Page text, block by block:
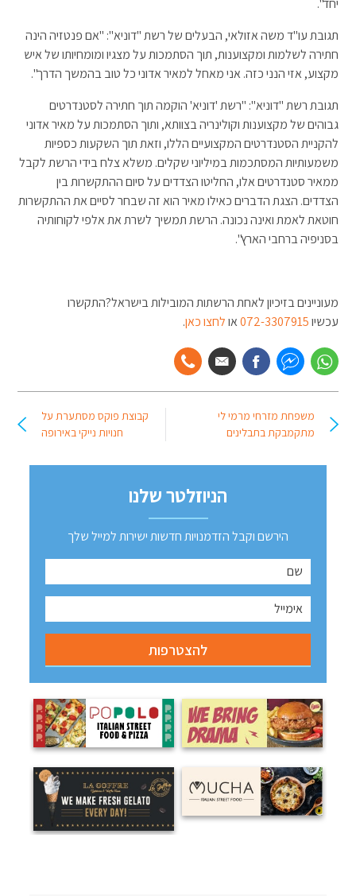
יחד".
תגובת עו"ד משה אזולאי, הבעלים של רשת "דוניא": "אם פנטזיה הינה
חתירה לשלמות ומקצוענות, תוך הסתמכות על מצגיו ומומחיותו של איש
מקצוע, אזי הנני כזה. אני מאחל למאיר אדוני כל טוב בהמשך הדרך".
תגובת רשת "דוניא": "רשת 'דוניא' הוקמה תוך חתירה לסטנדרטים
גבוהים של מקצוענות וקולינריה בצוותא, ותוך הסתמכות על מאיר אדוני
להקניית הסטנדרטים המקצועיים הללו, וזאת תוך השקעות כספיות
משמעותיות המסתכמות במיליוני שקלים. משלא צלח בידי הרשת לקבל
ממאיר סטנדרטים אלו, החליטו הצדדים על סיום ההתקשרות בין
הצדדים. הצגת הדברים כאילו מאיר הוא זה שבחר לסיים את ההתקשרות
חוטאת לאמת ואינה נכונה. הרשת תמשיך לשרת את אלפי לקוחותיה
בסניפיה ברחבי הארץ".
מעוניינים בזיכיון לאחת הרשתות המובילות בישראל?התקשרו
עכשיו
אולחצו כאן.
משפחת מזרחי מרמי לי
מתקמבקת בתבלינים
קבוצת פוקס מסתערת על
חנויות נייקי באירופה
הניוזלטר שלנו
הירשם וקבל הזדמנויות חדשות ישירות למייל שלך